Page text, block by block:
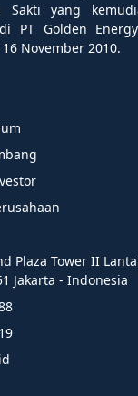
Sakti yang
PT Golden
November 2010.
Plaza Tower II
Jakarta - Indonesia